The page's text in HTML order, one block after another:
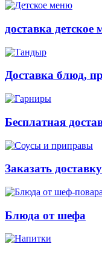
доставка
Доставка блюд,
Бесплатная
Заказать
Блюда от шефа